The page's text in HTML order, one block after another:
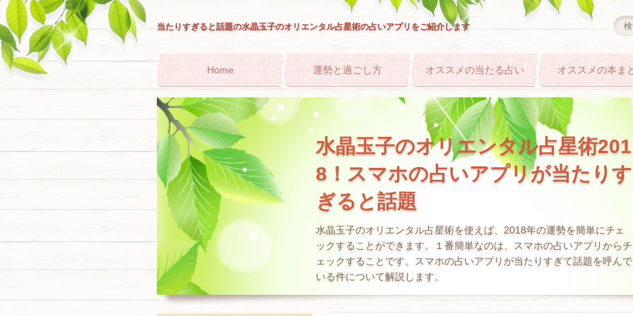
当たりすぎると話題の水晶玉子のオリエンタル占星術の占いアプリをご紹介します
Home 運勢と過ごし方 オススメの当たる占い オススメの本ま
水晶玉子のオリエンタル占星術201
8！スマホの占いアプリが当たりす
ぎると話題
水晶玉子のオリエンタル占星術を使えば、2018年の運勢を簡単にチェ
ックすることができます。１番簡単なのは、スマホの占いアプリからチ
ェックすることです。スマホの占いアプリが当たりすぎて話題を呼んで
いる件について解説します。